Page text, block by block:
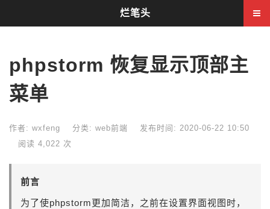
phpstorm 恢复显示顶部主
菜单
作者: wxfeng 分类: web前端
发布时间: 2020-06-22 10:50
阅读 4,022 次
前言
为了使phpstorm更加简洁，之前在设置界面视图时，
烂笔头